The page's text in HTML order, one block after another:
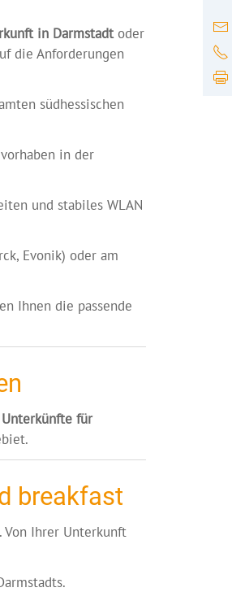
in Darmstadtoder
die Anforderungen
südhessischen
in der
und stabiles WLAN
Evonik) oder am
Ihnen die passende
für
breakfast
Ihrer Unterkunft